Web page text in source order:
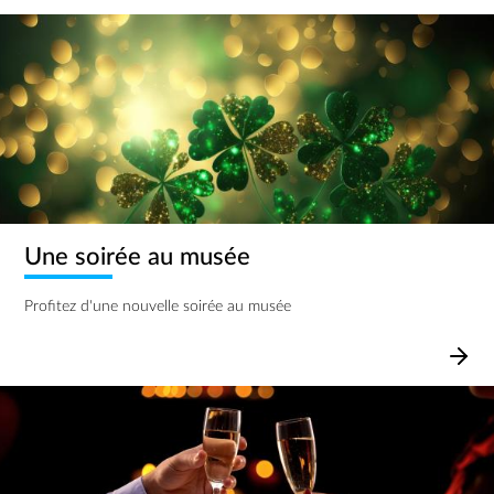
Image
Une soirée au musée
Profitez d'une nouvelle soirée au musée
Image